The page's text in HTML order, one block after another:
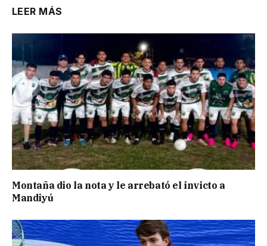
LEER MÁS
Montaña dio la nota y le arrebató el invicto a
Mandiyú